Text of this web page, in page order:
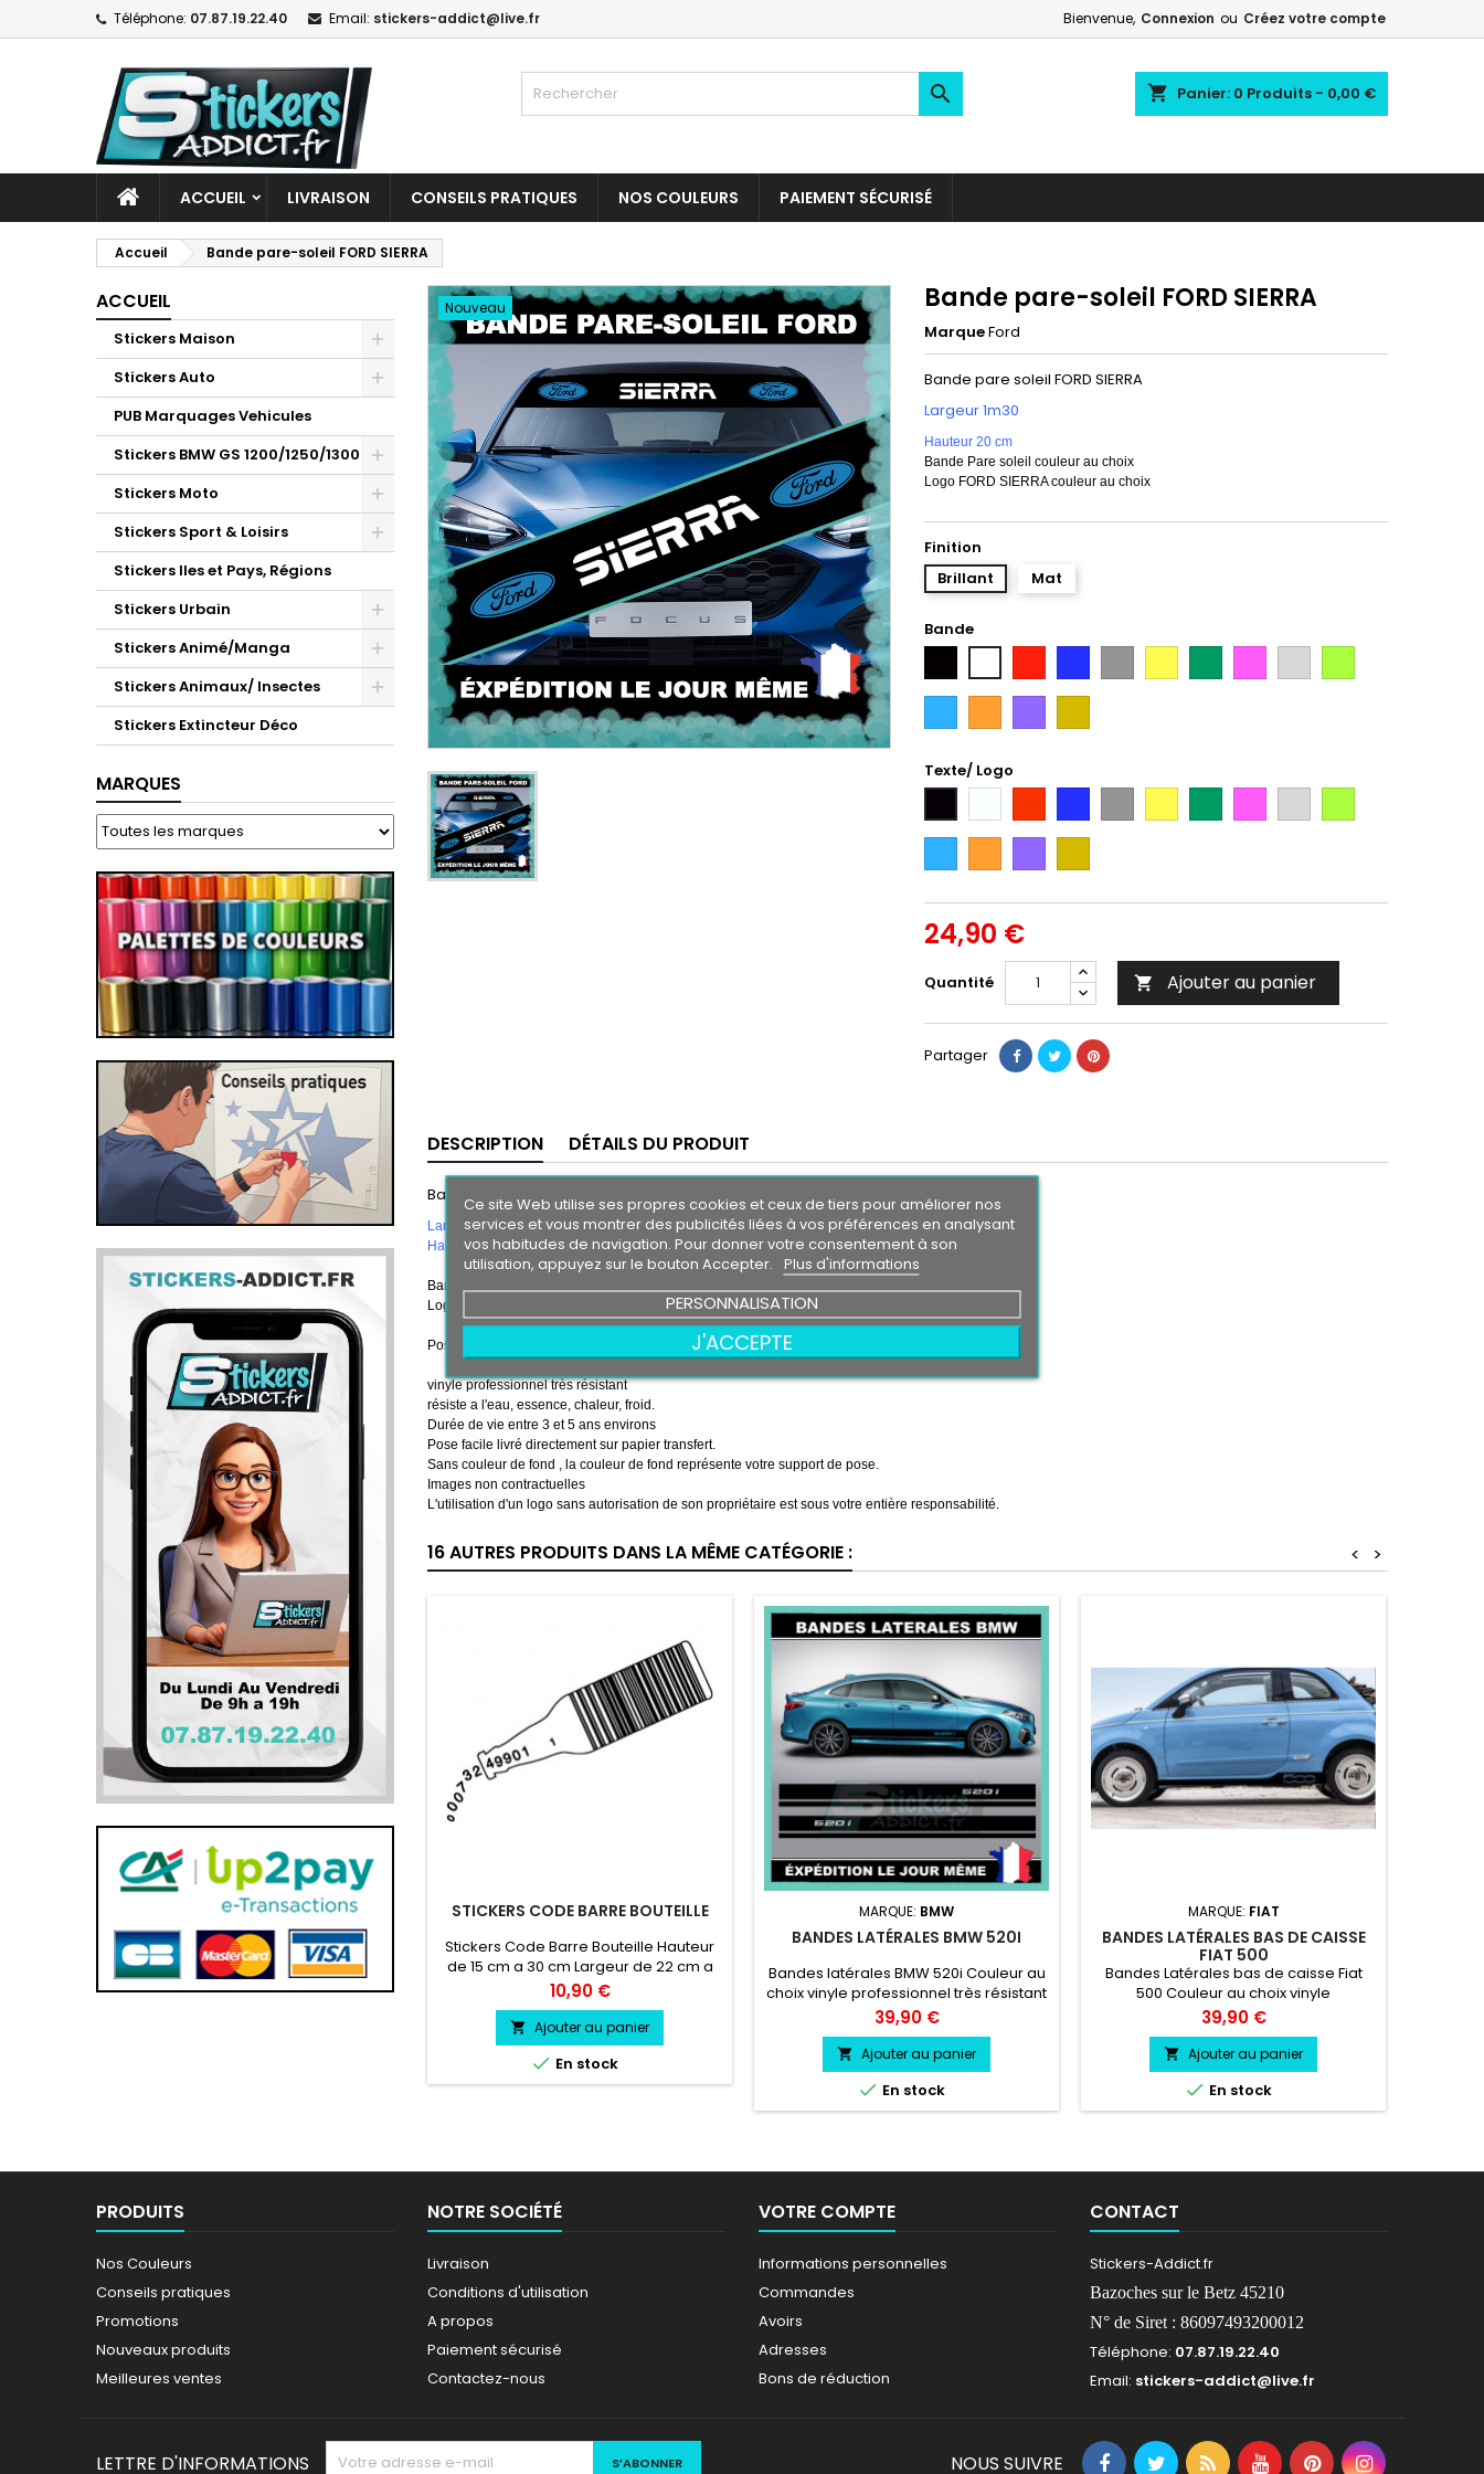
Téléphone: 07.87.19.22.40 Email: stickers-addict@live.fr Bienvenue, Connexion ou Créez votre compte
shopping_cart Panier: 0 Produits - 0,00 €

ACCUEIL LIVRAISON CONSEILS PRATIQUES NOS COULEURS PAIEMENT SÉCURISÉ
Accueil Bande pare-soleil FORD SIERRA
ACCUEIL
Stickers Maison
Stickers Auto
PUB Marquages Vehicules
Stickers BMW GS 1200/1250/1300
Stickers Moto
Stickers Sport & Loisirs
Stickers Iles et Pays, Régions
Stickers Urbain
Stickers Animé/Manga
Stickers Animaux/ Insectes
Stickers Extincteur Déco
MARQUES
Nouveau Bande pare-soleil FORD SIERRA
MarqueFord
Bande pare soleil FORD SIERRA
Largeur 1m30
Hauteur 20 cm
Bande Pare soleil couleur au choix
Logo FORD SIERRA couleur au choix
Finition
Brillant
Mat
Bande
ArgentCitron
Intense
Texte/ Logo
ArgentCitron
Intense
24,90 €
Quantité  Ajouter au panier
Partager
DESCRIPTION DÉTAILS DU PRODUIT
Bande pare-soleil FORD SIERRA
Largeur 1m30
Hauteur 20 cm
Bande Pare soleil couleur au choix
Logos
Pose en 2 temps ( pose de la bande, puis pose du logo sur la bande )
vinyle professionnel très résistant
résiste a l'eau, essence, chaleur, froid.
Durée de vie entre 3 et 5 ans environs
Pose facile livré directement sur papier transfert.
Sans couleur de fond , la couleur de fond représente votre support de pose.
Images non contractuelles
L'utilisation d'un logo sans autorisation de son propriétaire est sous votre entière responsabilité.
16 AUTRES PRODUITS DANS LA MÊME CATÉGORIE : >
<
STICKERS CODE BARRE BOUTEILLE
Stickers Code Barre Bouteille Hauteur
de 15 cm a 30 cm Largeur de 22 cm a
44 cmvinyle professionnel très
résistant
Prix
10,90 €
 Ajouter au panier
 En stock
MARQUE: BMW
BANDES LATÉRALES BMW 520I
Bandes latérales BMW 520i Couleur au
choix vinyle professionnel très résistant
Prix
39,90 €
 Ajouter au panier
 En stock
MARQUE: FIAT
BANDES LATÉRALES BAS DE CAISSE
FIAT 500
Bandes Latérales bas de caisse Fiat
500 Couleur au choix vinyle
professionnel très résistant
Prix
39,90 €
 Ajouter au panier
 En stock
PRODUITS
Nos Couleurs
Conseils pratiques
Promotions
Nouveaux produits
Meilleures ventes
NOTRE SOCIÉTÉ
Livraison
Conditions d'utilisation
A propos
Paiement sécurisé
Contactez-nous
VOTRE COMPTE
Informations personnelles
Commandes
Avoirs
Adresses
Bons de réduction
CONTACT
Stickers-Addict.fr
Bazoches sur le Betz 45210
N° de Siret : 86097493200012
Téléphone: 07.87.19.22.40
Email: stickers-addict@live.fr
Ce site Web utilise ses propres cookies et ceux de tiers pour améliorer nos
services et vous montrer des publicités liées à vos préférences en analysant
vos habitudes de navigation. Pour donner votre consentement à son
utilisation, appuyez sur le bouton Accepter. Plus d'informations
PERSONNALISATION
J'ACCEPTE
LETTRE D'INFORMATIONS NOUS SUIVRE